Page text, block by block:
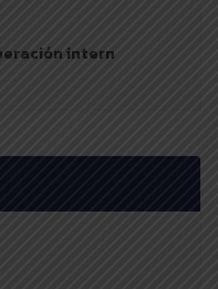
intern